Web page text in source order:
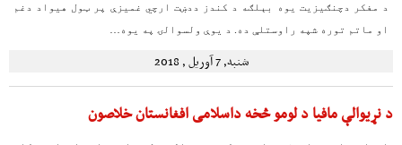
د مفکر دچنګیزیت یوه بېلګه د کندز ددښت ارچي غمیزې پر ټول هیواد دغم
او ماتم توره شپه راوستلې ده. د یوې ولسوالۍ په یوه…
شنبه, 7 آوریل , 2018
د نړیوالې مافیا د لومو څخه داسلامی افغانستان خلاصون